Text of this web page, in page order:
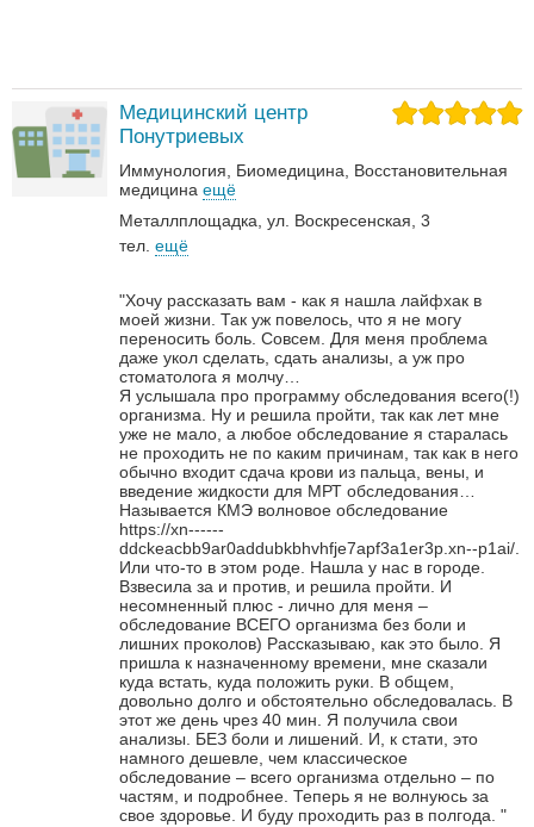
Медицинский центр
Понутриевых
Иммунология Биомедицина Восстановительная
медицина ещё
Металлплощадка, ул. Воскресенская, 3
тел. ещё
"Хочу рассказать вам - как я нашла лайфхак в
моей жизни. Так уж повелось, что я не могу
переносить боль. Совсем. Для меня проблема
даже укол сделать, сдать анализы, а уж про
стоматолога я молчу…
Я услышала про программу обследования всего(!)
организма. Ну и решила пройти, так как лет мне
уже не мало, а любое обследование я старалась
не проходить не по каким причинам, так как в него
обычно входит сдача крови из пальца, вены, и
введение жидкости для МРТ обследования…
Называется КМЭ волновое обследование
https://xn------
ddckeacbb9ar0addubkbhvhfje7apf3a1er3p.xn--p1ai/.
Или что-то в этом роде. Нашла у нас в городе.
Взвесила за и против, и решила пройти. И
несомненный плюс - лично для меня –
обследование ВСЕГО организма без боли и
лишних проколов) Рассказываю, как это было. Я
пришла к назначенному времени, мне сказали
куда встать, куда положить руки. В общем,
довольно долго и обстоятельно обследовалась. В
этот же день чрез 40 мин. Я получила свои
анализы. БЕЗ боли и лишений. И, к стати, это
намного дешевле, чем классическое
обследование – всего организма отдельно – по
частям, и подробнее. Теперь я не волнуюсь за
свое здоровье. И буду проходить раз в полгода. "